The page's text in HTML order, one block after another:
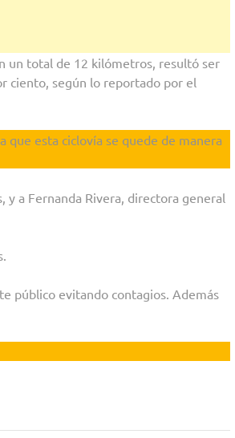
un total de 12 kilómetros, resultó ser
ciento, según lo reportado por el
que esta ciclovía se quede de manera
y a Fernanda Rivera, directora general
público evitando contagios. Además